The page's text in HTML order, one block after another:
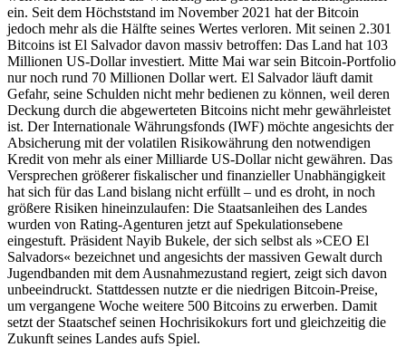
ein. Seit dem Höchststand im November 2021 hat der Bitcoin
jedoch mehr als die Hälfte seines Wertes verloren. Mit seinen 2.301
Bitcoins ist El Salvador davon massiv betroffen: Das Land hat 103
Millionen US-Dollar investiert. Mitte Mai war sein Bitcoin-Portfolio
nur noch rund 70 Millionen Dollar wert. El Salvador läuft damit
Gefahr, seine Schulden nicht mehr bedienen zu können, weil deren
Deckung durch die abgewerteten Bitcoins nicht mehr gewährleistet
ist. Der Internationale Währungsfonds (IWF) möchte angesichts der
Absicherung mit der volatilen Risikowährung den notwendigen
Kredit von mehr als einer Milliarde US-Dollar nicht gewähren. Das
Versprechen größerer fiskalischer und finanzieller Unabhängigkeit
hat sich für das Land bislang nicht erfüllt – und es droht, in noch
größere Risiken hineinzulaufen: Die Staatsanleihen des Landes
wurden von Rating-Agenturen jetzt auf Spekulationsebene
eingestuft. Präsident Nayib Bukele, der sich selbst als »CEO El
Salvadors« bezeichnet und angesichts der massiven Gewalt durch
Jugendbanden mit dem Ausnahmezustand regiert, zeigt sich davon
unbeeindruckt. Stattdessen nutzte er die niedrigen Bitcoin-Preise,
um vergangene Woche weitere 500 Bitcoins zu erwerben. Damit
setzt der Staatschef seinen Hochrisikokurs fort und gleichzeitig die
Zukunft seines Landes aufs Spiel.